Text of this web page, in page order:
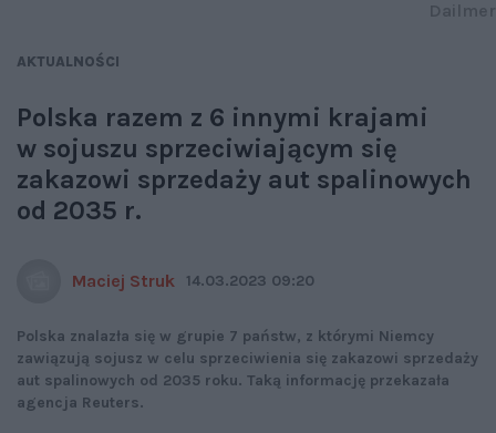
AKTUALNOŚCI
Polska razem z 6 innymi krajami
w sojuszu sprzeciwiającym się
zakazowi sprzedaży aut spalinowych
od 2035 r.
Maciej Struk 14.03.2023 09:20
Polska znalazła się w grupie 7 państw, z którymi Niemcy
zawiązują sojusz w celu sprzeciwienia się zakazowi sprzedaży
aut spalinowych od 2035 roku. Taką informację przekazała
agencja Reuters.